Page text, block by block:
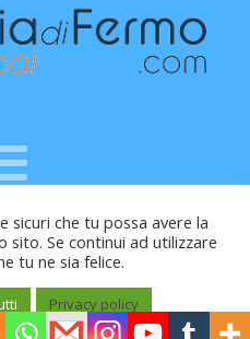
10 - 61121 Pesaro (PU) -
- Testata giornalistica, aut.
del 05/08/2010
sicuri che tu possa avere la
sito. Se continui ad utilizzare
tu ne sia felice.
Privacy policy